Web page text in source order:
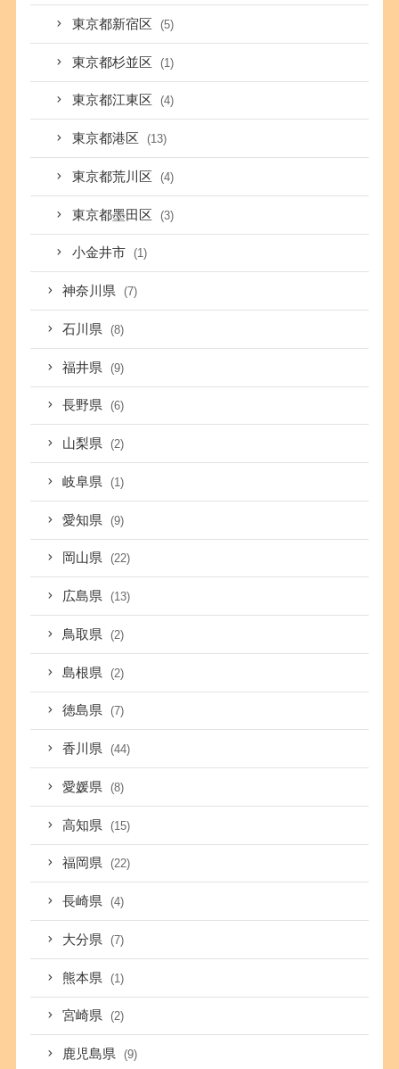
東京都新宿区 (5)
東京都杉並区 (1)
東京都江東区 (4)
東京都港区 (13)
東京都荒川区 (4)
東京都墨田区 (3)
小金井市 (1)
神奈川県 (7)
石川県 (8)
福井県 (9)
長野県 (6)
山梨県 (2)
岐阜県 (1)
愛知県 (9)
岡山県 (22)
広島県 (13)
鳥取県 (2)
島根県 (2)
徳島県 (7)
香川県 (44)
愛媛県 (8)
高知県 (15)
福岡県 (22)
長崎県 (4)
大分県 (7)
熊本県 (1)
宮崎県 (2)
鹿児島県 (9)